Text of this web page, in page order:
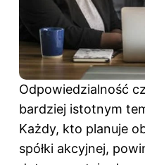
Odpowiedzialność
bardziej istotnym
Każdy, kto planuje
spółki akcyjnej,